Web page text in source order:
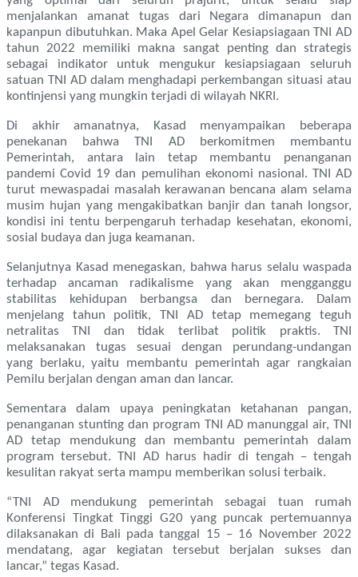
menjalankan amanat tugas dari Negara dimanapun dan
kapanpun dibutuhkan. Maka Apel Gelar Kesiapsiagaan TNI AD
tahun 2022 memiliki makna sangat penting dan strategis
sebagai indikator untuk mengukur kesiapsiagaan seluruh
satuan TNI AD dalam menghadapi perkembangan situasi atau
kontinjensi yang mungkin terjadi di wilayah NKRI.
Di akhir amanatnya, Kasad menyampaikan beberapa
penekanan bahwa TNI AD berkomitmen membantu
Pemerintah, antara lain tetap membantu penanganan
pandemi Covid 19 dan pemulihan ekonomi nasional. TNI AD
turut mewaspadai masalah kerawanan bencana alam selama
musim hujan yang mengakibatkan banjir dan tanah longsor,
kondisi ini tentu berpengaruh terhadap kesehatan, ekonomi,
sosial budaya dan juga keamanan.
Selanjutnya Kasad menegaskan, bahwa harus selalu waspada
terhadap ancaman radikalisme yang akan mengganggu
stabilitas kehidupan berbangsa dan bernegara. Dalam
menjelang tahun politik, TNI AD tetap memegang teguh
netralitas TNI dan tidak terlibat politik praktis. TNI
melaksanakan tugas sesuai dengan perundang-undangan
yang berlaku, yaitu membantu pemerintah agar rangkaian
Pemilu berjalan dengan aman dan lancar.
Sementara dalam upaya peningkatan ketahanan pangan,
penanganan stunting dan program TNI AD manunggal air, TNI
AD tetap mendukung dan membantu pemerintah dalam
program tersebut. TNI AD harus hadir di tengah – tengah
kesulitan rakyat serta mampu memberikan solusi terbaik.
“TNI AD mendukung pemerintah sebagai tuan rumah
Konferensi Tingkat Tinggi G20 yang puncak pertemuannya
dilaksanakan di Bali pada tanggal 15 – 16 November 2022
mendatang, agar kegiatan tersebut berjalan sukses dan
lancar,” tegas Kasad.